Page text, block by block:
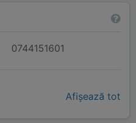
0744151601
Afișează tot